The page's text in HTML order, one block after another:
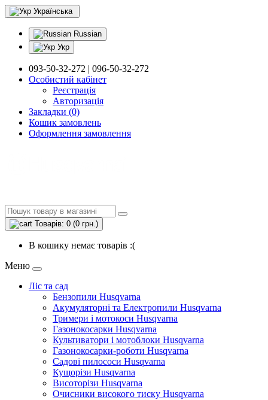
Українська
Russian
Укр
093-50-32-272 | 096-50-32-272
Особистий кабінет
Реєстрація
Авторизація
Закладки (0)
Кошик замовлень
Оформлення замовлення
Товарів: 0 (0 грн.)
В кошику немає товарів :(
Меню
Ліс та сад
Бензопили Husqvarna
Акумуляторні та Електропили Husqvarna
Тримери і мотокоси Husqvarna
Газонокосарки Husqvarna
Культиватори і мотоблоки Husqvarna
Газонокосарки-роботи Husqvarna
Садові пилососи Husqvarna
Кущорізи Husqvarna
Висоторізи Husqvarna
Очисники високого тиску Husqvarna